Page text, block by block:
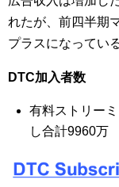
れたが、前四半期
プラスになっている
DTC加入者数
有料ストリー
し合計9960万